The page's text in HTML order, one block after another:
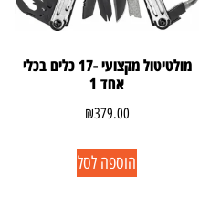
מולטיטול מקצועי -17 כלים בכלי
אחד 1
₪379.00
הוספה לסל